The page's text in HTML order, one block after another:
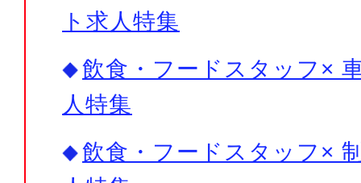
ト求人特集
飲食・フードスタッフ×
人特集
飲食・フードスタッフ×